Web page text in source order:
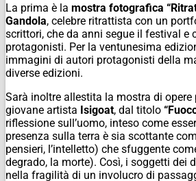
La prima è la mostra fotografica
Gandola, celebre ritrattista con un
scrittori, che da anni segue il festival e
protagonisti. Per la ventunesima
immagini di autori protagonisti della
diverse edizioni.
Sarà inoltre allestita la mostra di opere
giovane artista Isigoat, dal titolo
riflessione sull’uomo, inteso come
presenza sulla terra è sia scottante
pensieri, l’intelletto) che sfuggente
degrado, la morte). Così, i soggetti dei
nella fragilità di un involucro di